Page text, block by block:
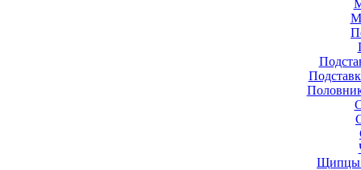
Щипцы